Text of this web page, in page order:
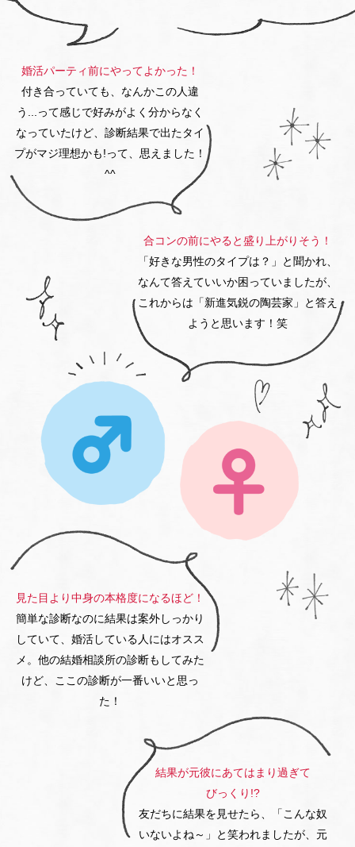
婚活パーティ前にやってよかった！
付き合っていても、なんかこの人違
う...
って感じで好みがよく分からなく
なっていたけど、診断結果で出たタイ
プがマジ理想かも!って、思えました！
^^
合コンの前にやると盛り上がりそう！
「好きな男性のタイプは？」と聞かれ、
なんて答えていいか困っていましたが、
これからは 「新進気鋭の陶芸家」と答え
ようと思います！笑
見た目より中身の本格度になるほど！
簡単な診断なのに結果は案外しっかり
していて、婚活している人にはオスス
メ。他の結婚相談所の診断もしてみた
けど、 ここの診断が一番いいと思っ
た！
結果が元彼にあてはまり過ぎて
びっくり!?
友だちに結果を見せたら、「こんな奴
いないよね～」
と笑われましたが、元